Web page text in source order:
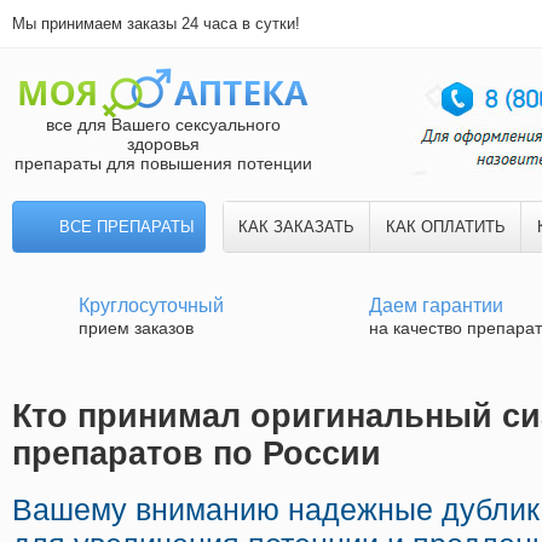
Мы принимаем заказы 24 часа в сутки!
все для Вашего сексуального
здоровья
препараты для повышения потенции
ВСЕ ПРЕПАРАТЫ КАК ЗАКАЗАТЬ КАК ОПЛАТИТЬ
Круглосуточный
прием заказов
Даем гарантии
на качество
Кто принимал оригинальный
препаратов по России
Вашему вниманию надежные